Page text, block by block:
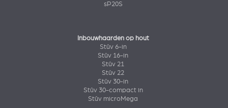
sP20S
Inbouwhaarden op hout
Stûv 6-in
Stûv 16-in
Stûv 21
Stûv 22
Stûv 30-in
Stûv 30-compact in
Stûv microMega